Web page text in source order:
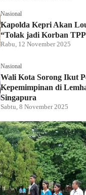
Nasional
Kapolda Kepri Akan
“Tolak jadi Korban
Rabu, 12 November 2025
Nasional
Wali Kota Sorong Ikut
Kepemimpinan di
Singapura
Sabtu, 8 November 2025